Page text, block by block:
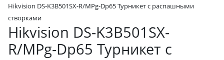
Hikvision DS-K3B501SX-R/MPg-Dp65 Турникет с распашными
створками
Hikvision DS-K3B501SX-
R/MPg-Dp65 Турникет с